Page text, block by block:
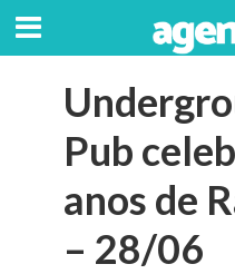
Pub
anos de
– 28/06